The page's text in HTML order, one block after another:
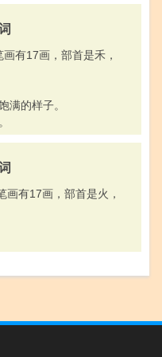
画有17画，部首是禾，
满的样子。
画有17画，部首是火，